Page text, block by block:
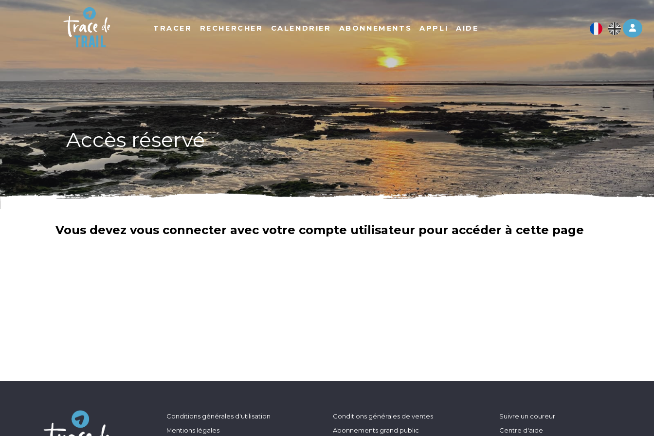
Log
TRACER RECHERCHER CALENDRIER ABONNEMENTS APPLI AIDE
Accès réservé
Vous devez vous connecter avec votre compte utilisateur pour accéder à cette page
Conditions générales d'utilisation
Mentions légales
Conditions générales de ventes
Abonnements grand public
Suivre un coureur
Centre d'aide